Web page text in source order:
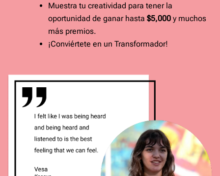
Muestra tu creatividad para tener la
oportunidad de ganar hasta $5,000 y muchos
más premios.
¡Conviértete en un Transformador!